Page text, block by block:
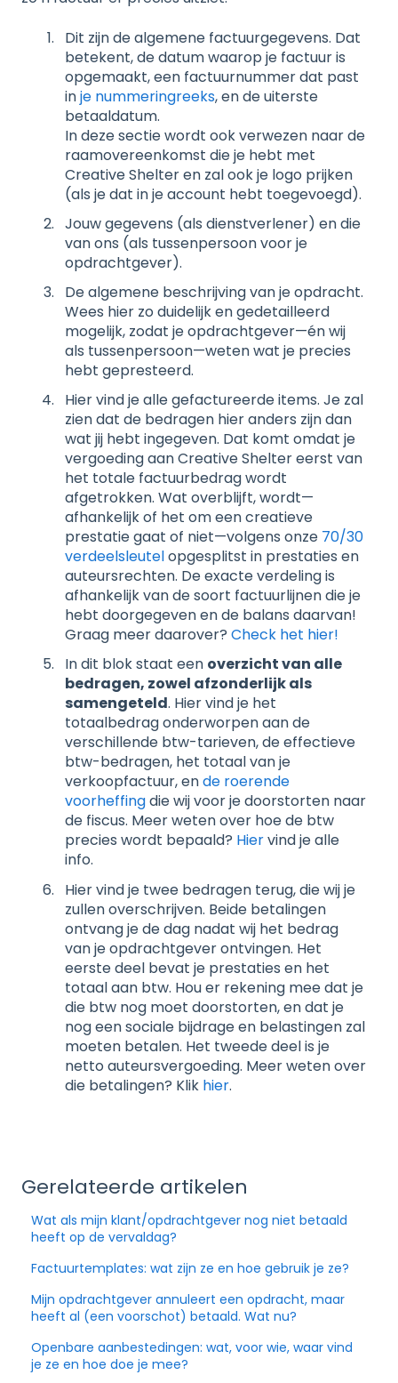
Dit zijn de algemene factuurgegevens. Dat
betekent, de datum waarop je factuur is
opgemaakt, een factuurnummer dat past
inje nummeringreeks, en de uiterste
betaaldatum.
In deze sectie wordt ook verwezen naar de
raamovereenkomst die je hebt met
Creative Shelter en zal ook je logo prijken
(als je dat in je account hebt toegevoegd).
Jouw gegevens (als dienstverlener) en die
van ons (als tussenpersoon voor je
opdrachtgever).
De algemene beschrijving van je opdracht.
Wees hier zo duidelijk en gedetailleerd
mogelijk, zodat je opdrachtgever—én wij
als tussenpersoon—weten wat je precies
hebt gepresteerd.
Hier vind je alle gefactureerde items. Je zal
zien dat de bedragen hier anders zijn dan
wat jij hebt ingegeven. Dat komt omdat je
vergoeding aan Creative Shelter eerst van
het totale factuurbedrag wordt
afgetrokken. Wat overblijft, wordt—
afhankelijk of het om een creatieve
prestatie gaat of niet—volgens onze 70/30
verdeelsleutelopgesplitst in prestaties en
auteursrechten. De exacte verdeling is
afhankelijk van de soort factuurlijnen die je
hebt doorgegeven en de balans daarvan!
Graag meer daarover? Check het hier!
In dit blok staat een overzicht van alle
bedragen, zowel afzonderlijk als
samengeteld. Hier vind je het
totaalbedrag onderworpen aan de
verschillende btw-tarieven, de effectieve
btw-bedragen, het totaal van je
verkoopfactuur, ende roerende
voorheffingdie wij voor je doorstorten naar
de fiscus. Meer weten over hoe de btw
precies wordt bepaald? Hiervind je alle
info.
Hier vind je twee bedragen terug, die wij je
zullen overschrijven. Beide betalingen
ontvang je de dag nadat wij het bedrag
van je opdrachtgever ontvingen. Het
eerste deel bevat je prestaties en het
totaal aan btw. Hou er rekening mee dat je
die btw nog moet doorstorten, en dat je
nog een sociale bijdrage en belastingen zal
moeten betalen. Het tweede deel is je
netto auteursvergoeding. Meer weten over
die betalingen? Klik hier.
Gerelateerde artikelen
Wat als mijn klant/opdrachtgever nog niet betaald
heeft op de vervaldag?
Factuurtemplates: wat zijn ze en hoe gebruik je ze?
Mijn opdrachtgever annuleert een opdracht, maar
heeft al (een voorschot) betaald. Wat nu?
Openbare aanbestedingen: wat, voor wie, waar vind
je ze en hoe doe je mee?